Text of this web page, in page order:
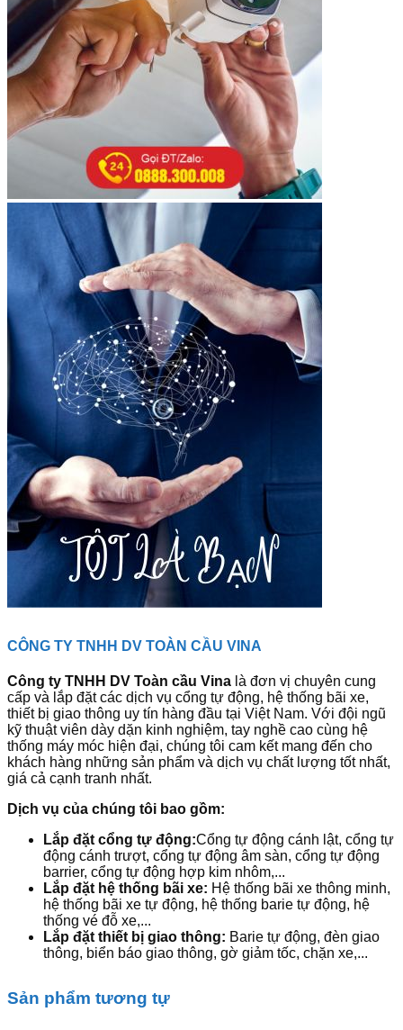
CÔNG TY TNHH DV TOÀN CẦU VINA
Công ty TNHH DV Toàn cầu Vina là đơn vị chuyên cung
cấp và lắp đặt các dịch vụ cổng tự động, hệ thống bãi xe,
thiết bị giao thông uy tín hàng đầu tại Việt Nam. Với đội ngũ
kỹ thuật viên dày dặn kinh nghiệm, tay nghề cao cùng hệ
thống máy móc hiện đại, chúng tôi cam kết mang đến cho
khách hàng những sản phẩm và dịch vụ chất lượng tốt nhất,
giá cả cạnh tranh nhất.
Dịch vụ của chúng tôi bao gồm:
Lắp đặt cổng tự động:Cổng tự động cánh lật, cổng tự
động cánh trượt, cổng tự động âm sàn, cổng tự động
barrier, cổng tự động hợp kim nhôm,...
Lắp đặt hệ thống bãi xe: Hệ thống bãi xe thông minh,
hệ thống bãi xe tự động, hệ thống barie tự động, hệ
thống vé đỗ xe,...
Lắp đặt thiết bị giao thông: Barie tự động, đèn giao
thông, biển báo giao thông, gờ giảm tốc, chặn xe,...
Sản phẩm tương tự